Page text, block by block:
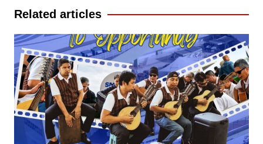
Related articles